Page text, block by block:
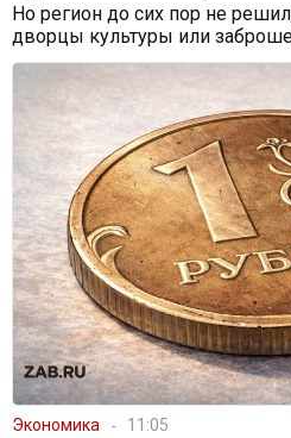
Но регион до сих пор не
дворцы культуры или
Экономика 11:05